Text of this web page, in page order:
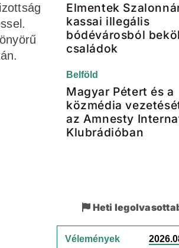
Elmentek
kassai illegális
bódévárosból
családok
Belföld
Magyar Pétert és a
közmédia
az Amnesty
Klubrádióban
Heti
Vélemények